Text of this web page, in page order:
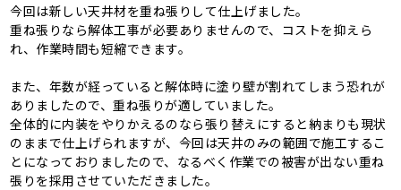
今回は新しい天井材を重ね張りして仕上げました。
重ね張りなら解体工事が必要ありませんので、コストを抑えら
れ、作業時間も短縮できます。
また、年数が経っていると解体時に塗り壁が割れてしまう恐れが
ありましたので、重ね張りが適していました。
全体的に内装をやりかえるのなら張り替えにすると納まりも現状
のままで仕上げられますが、今回は天井のみの範囲で施工するこ
とになっておりましたので、なるべく作業での被害が出ない重ね
張りを採用させていただきました。